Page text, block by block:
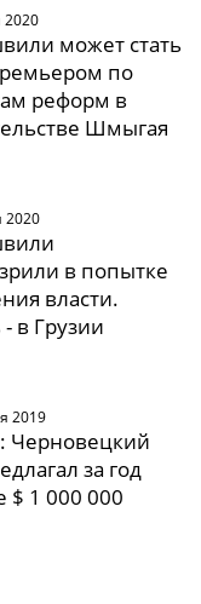
2020
может стать
по
реформ в
Шмыгая
2020
в попытке
власти.
в Грузии
2019
Черновецкий
за год
$ 1 000 000